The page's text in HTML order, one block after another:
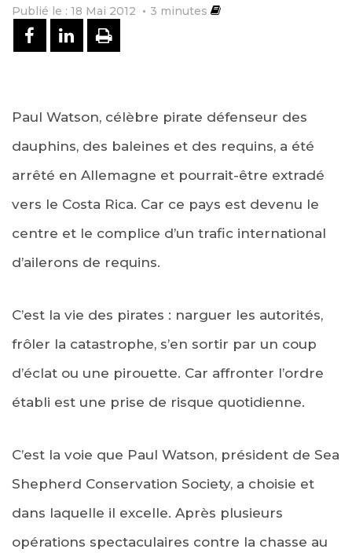
Publié le : 18 Mai 2012 3 minutes
PARTAGER SUR FACEBOOK
PARTAGER SUR LINKEDIN
IMPRIMER
Paul Watson, célèbre pirate défenseur des
dauphins, des baleines et des requins, a été
arrêté en Allemagne et pourrait-être extradé
vers le Costa Rica. Car ce pays est devenu le
centre et le complice d’un trafic international
d’ailerons de requins.
C’est la vie des pirates : narguer les autorités,
frôler la catastrophe, s’en sortir par un coup
d’éclat ou une pirouette. Car affronter l’ordre
établi est une prise de risque quotidienne.
C’est la voie que Paul Watson, président de Sea
Shepherd Conservation Society, a choisie et
dans laquelle il excelle. Après plusieurs
opérations spectaculaires contre la chasse au